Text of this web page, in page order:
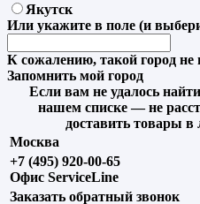
Якутск
Или укажите в поле (и
К сожалению, такой город не
Запомнить мой город
Если вам не удалось
нашем списке — не
доставить товары
Москва
+7 (495) 920-00-65
Офис ServiceLine
Заказать обратный звонок